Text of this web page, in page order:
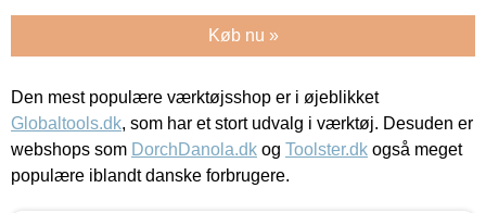
Køb nu »
Den mest populære værktøjsshop er i øjeblikket
Globaltools.dk, som har et stort udvalg i værktøj. Desuden er
webshops som DorchDanola.dk og Toolster.dk også meget
populære iblandt danske forbrugere.